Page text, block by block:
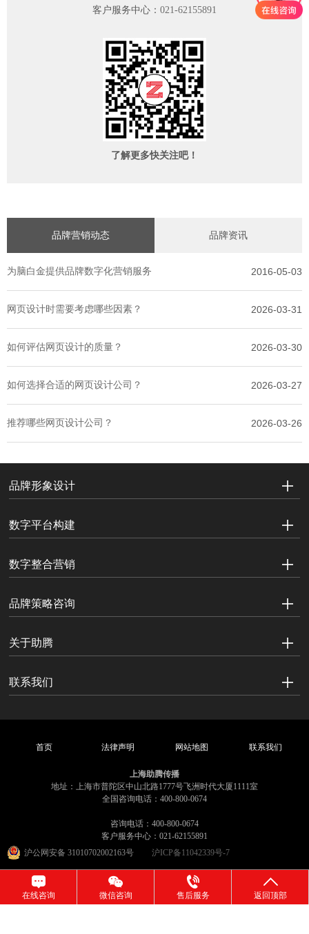
客户服务中心： 021-62155891
了解更多快关注吧！
品牌营销动态 品牌资讯
为脑白金提供品牌数字化营销服务 2016-05-03
网页设计时需要考虑哪些因素？ 2026-03-31
如何评估网页设计的质量？ 2026-03-30
如何选择合适的网页设计公司？ 2026-03-27
推荐哪些网页设计公司？ 2026-03-26
品牌形象设计
数字平台构建
数字整合营销
品牌策略咨询
关于助腾
联系我们
首页 法律声明 网站地图 联系我们
上海助腾传播
地址：上海市普陀区中山北路1777号飞洲时代大厦1111室
全国咨询电话：400-800-0674
咨询电话：400-800-0674
客户服务中心：021-62155891
沪公网安备 31010702002163号
沪ICP备11042339号-7
在线咨询 微信咨询 售后服务 返回顶部